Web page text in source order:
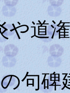
道
句